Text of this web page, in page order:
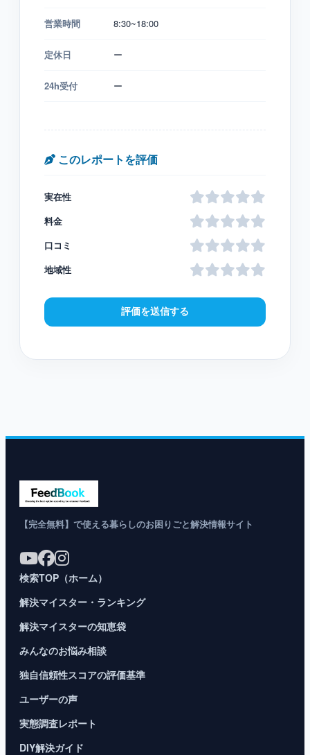
営業時間 8:30~18:00
定休日 ー
24h受付 ー
このレポートを評価
実在性
料金
口コミ
地域性
評価を送信する
【完全無料】で使える暮らしのお困りごと解決情報サイト
検索TOP（ホーム）
解決マイスター・ランキング
解決マイスターの知恵袋
みんなのお悩み相談
独自信頼性スコアの評価基準
ユーザーの声
実態調査レポート
DIY解決ガイド